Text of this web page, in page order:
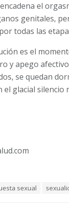
el
genitales,
todas las
es el
y apego
se quedan
glacial silencio
sexual